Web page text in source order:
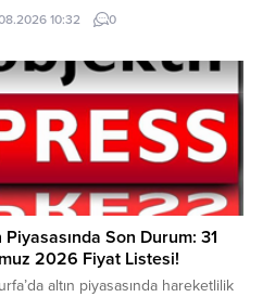
büyüme, ihracat ve işsizlik
yanı sıra Türkiye Cumhuriyet
göstergelere odaklandı.
açıklanacak verilerin yılın ikinci
ekonomik görünüm açısından
sinyaller vereceğini belirtiyor.
tarafında ise üretim ve ihracat
yakından takip ediliyor.
ayında...
10:32 0
Piyasasında Son Durum: 31
2026 Fiyat Listesi!
altın piyasasında hareketlilik